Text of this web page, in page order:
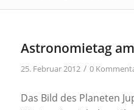
Astronomietag
25. Februar 2012 / 0
Das Bild des Planeten